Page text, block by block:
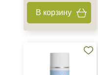
Возрастные изменения
Воспаление
В корзину